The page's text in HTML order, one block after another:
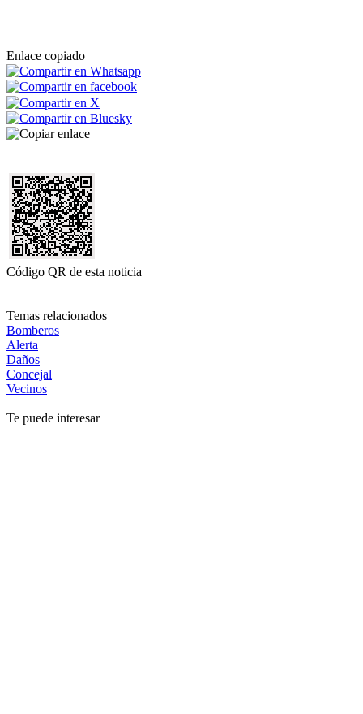
Enlace copiado
Código QR de esta noticia
Temas relacionados
Bomberos
Alerta
Daños
Concejal
Vecinos
Te puede interesar